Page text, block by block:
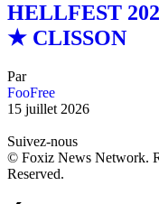
HELLFEST
★ CLISSON
Par
FooFree
15 juillet 2026
Suivez-nous
© Foxiz News Network.
Reserved.